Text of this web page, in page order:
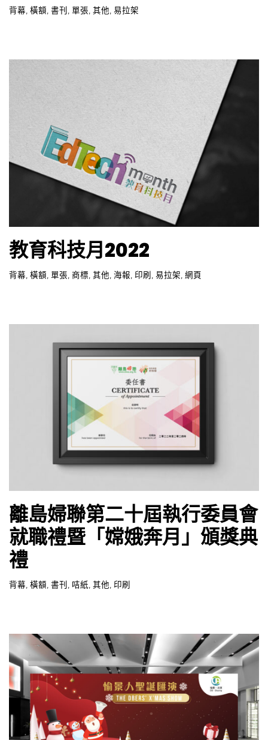
背幕 橫額 書刊 單張 其他 易拉架
教育科技月2022
背幕 橫額 單張 商標 其他 海報 印刷 易拉架 網頁
離島婦聯第二十屆執行委員會
就職禮暨「嫦娥奔月」頒獎典
禮
背幕 橫額 書刊 咭紙 其他 印刷